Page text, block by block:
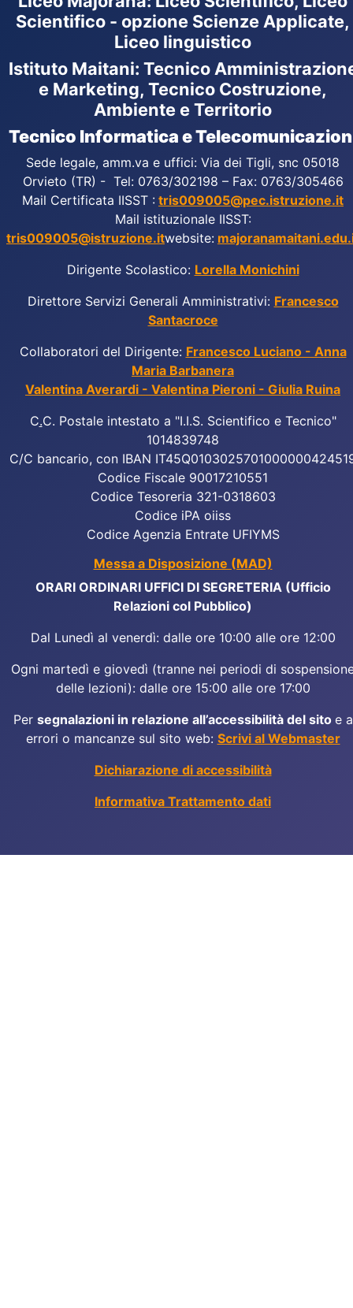
Scientifico - opzione Scienze Applicate,
Liceo linguistico
Istituto Maitani: Tecnico
e Marketing, Tecnico Costruzione,
Ambiente e Territorio
Tecnico Informatica e
Sede legale, amm.va e uffici: Via dei Tigli, snc 05018
Orvieto (TR) - Tel: 0763/302198 – Fax: 0763/305466
Mail Certificata IISST : tris009005@pec.istruzione.it
Mail istituzionale IISST:
tris009005@istruzione.itwebsite:
Dirigente Scolastico: Lorella Monichini
Direttore Servizi Generali Amministrativi: Francesco
Santacroce
Collaboratori del Dirigente: Francesco Luciano - Anna
Maria Barbanera
Valentina Averardi - Valentina Pieroni - Giulia Ruina
C.C. Postale intestato a "I.I.S. Scientifico e Tecnico"
1014839748
C/C bancario, con IBAN
Codice Fiscale 90017210551
Codice Tesoreria 321-0318603
Codice iPA oiiss
Codice Agenzia Entrate UFIYMS
Messa a Disposizione (MAD)
ORARI ORDINARI UFFICI DI SEGRETERIA (Ufficio
Relazioni col Pubblico)
Dal Lunedì al venerdì: dalle ore 10:00 alle ore 12:00
Ogni martedì e giovedì (tranne nei periodi di
delle lezioni): dalle ore 15:00 alle ore 17:00
Per segnalazioni in relazione all’accessibilità del sito e a
errori o mancanze sul sito web: Scrivi al Webmaster
Dichiarazione di accessibilità
Informativa Trattamento dati